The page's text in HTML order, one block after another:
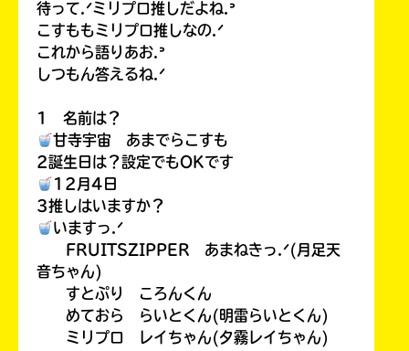
待って.ᐟミリプロ推しだよね.ᐣ
こすももミリプロ推しなの.ᐟ
これから語りあお.ᐣ
しつもん答えるね.ᐟ
1 名前は？
甘寺宇宙 あまでらこすも
2誕生日は？設定でもOKです
12月4日
3推しはいますか？
いますっ.ᐟ
FRUITSZIPPER あまねきっ.ᐟ(月足天
音ちゃん)
すとぷり ころんくん
めておら らいとくん(明雷らいとくん)
ミリプロ レイちゃん(夕霧レイちゃん)